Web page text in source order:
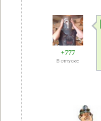
+777
В отпуске